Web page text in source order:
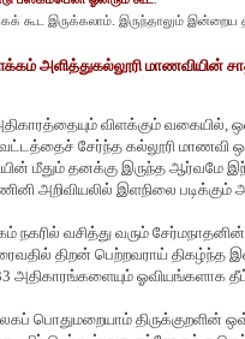
கூட இருக்கலாம். இருந்தாலும்
அளித்துகல்லூரி மாணவியின்
விளக்கும் வகையில்
சேர்ந்த கல்லூரி மாணவி
மீதும் தனக்கு இருந்த ஆர்வமே
அறிவியலில் இளநிலை படிக்கும்
நகரில் வசித்து வரும்
திறன் பெற்றவராய் திகழ்ந்த
அதிகாரங்களையும் ஓவியங்களாக
பொதுமறையாம் திருக்குறளின்